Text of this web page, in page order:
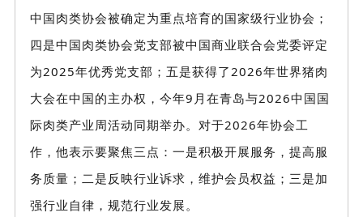
中国肉类协会被确定为重点培育的国家级行业协会；
四是中国肉类协会党支部被中国商业联合会党委评定
为2025年优秀党支部；五是获得了2026年世界猪肉
大会在中国的主办权，今年9月在青岛与2026中国国
际肉类产业周活动同期举办。对于2026年协会工
作，他表示要聚焦三点：一是积极开展服务，提高服
务质量；二是反映行业诉求，维护会员权益；三是加
强行业自律，规范行业发展。